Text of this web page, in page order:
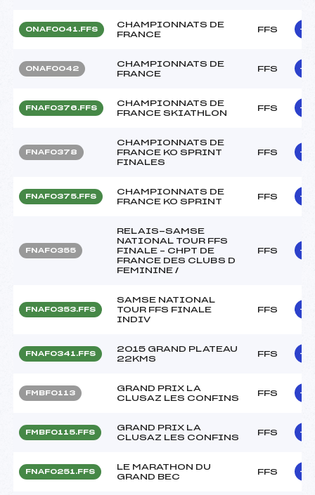
ONAF0041.FFS
CHAMPIONNATS DE
FRANCE
FFS
ONAF0042
CHAMPIONNATS DE
FRANCE
FFS
FNAF0376.FFS
CHAMPIONNATS DE
FRANCE SKIATHLON
FFS
FNAF0378
CHAMPIONNATS DE
FRANCE KO SPRINT
FINALES
FFS
FNAF0375.FFS
CHAMPIONNATS DE
FRANCE KO SPRINT
FFS
FNAF0355
RELAIS-SAMSE
NATIONAL TOUR FFS
FINALE – CHPT DE
FRANCE DES CLUBS D
FEMININE /
FFS
FNAF0353.FFS
SAMSE NATIONAL
TOUR FFS FINALE
INDIV
FFS
FNAF0341.FFS
2015 GRAND PLATEAU
22KMS
FFS
FMBF0113
GRAND PRIX LA
CLUSAZ LES CONFINS
FFS
FMBF0115.FFS
GRAND PRIX LA
CLUSAZ LES CONFINS
FFS
FNAF0251.FFS
LE MARATHON DU
GRAND BEC
FFS